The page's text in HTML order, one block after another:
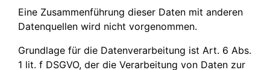
Eine Zusammenführung dieser Daten mit anderen
Datenquellen wird nicht vorgenommen.
Grundlage für die Datenverarbeitung ist Art. 6 Abs.
1 lit. f DSGVO, der die Verarbeitung von Daten zur